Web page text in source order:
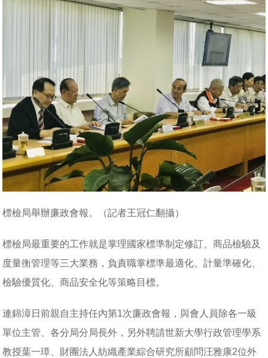
標檢局舉辦廉政會報。（記者王冠仁翻攝）
標檢局最重要的工作就是掌理國家標準制定修訂、商品檢驗及
度量衡管理等三大業務，負責職掌標準最適化、計量準確化、
檢驗優質化、商品安全化等策略目標。
連錦漳日前親自主持任內第1次廉政會報，與會人員除各一級
單位主管、各分局分局長外，另外聘請世新大學行政管理學系
教授葉一璋、財團法人紡織產業綜合研究所顧問汪雅康2位外